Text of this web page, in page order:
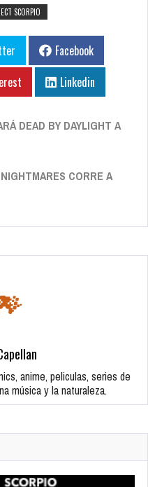
SCORPIO
Facebook
Linkedin
DEAD BY DAYLIGHT A
CORRE A
anime, peliculas, series de
música y la naturaleza.